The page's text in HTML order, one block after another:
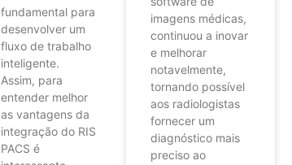
fundamental para
desenvolver um
fluxo de trabalho
inteligente.
Assim, para
entender melhor
as vantagens da
integração do RIS
PACS é
imagens médicas,
continuou a inovar
e melhorar
notavelmente,
tornando possível
aos radiologistas
fornecer um
diagnóstico mais
preciso ao